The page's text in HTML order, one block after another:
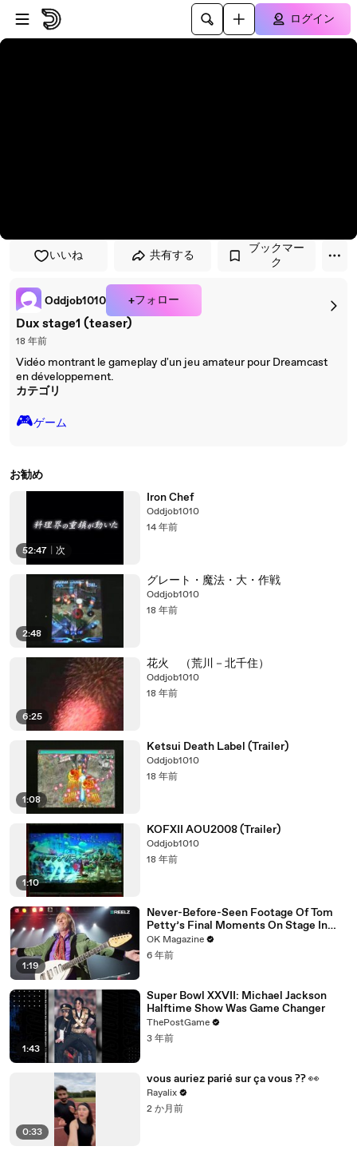
プレイヤーにスキップ
メインコンテンツにスキップ
ログイン
いいね 共有する
ブックマー
ク
Oddjob1010 +フォロー
Dux stage1 (teaser)
18 年前
Vidéo montrant le gameplay d'un jeu amateur pour Dreamcast
en développement.
カテゴリ
🎮️ゲーム
お勧め
52:47 次
Iron Chef
Oddjob1010
14 年前
2:48
グレート・魔法・大・作戦
Oddjob1010
18 年前
6:25
花火 （荒川－北千住）
Oddjob1010
18 年前
1:08
Ketsui Death Label (Trailer)
Oddjob1010
18 年前
1:10
KOFXII AOU2008 (Trailer)
Oddjob1010
18 年前
1:19
Never-Before-Seen Footage Of Tom
Petty’s Final Moments On Stage In
New REELZ Doc: Watch
OK Magazine
6 年前
1:43
Super Bowl XXVII: Michael Jackson
Halftime Show Was Game Changer
ThePostGame
3 年前
0:33
vous auriez parié sur ça vous ?? 👀
Rayalix
2 か月前